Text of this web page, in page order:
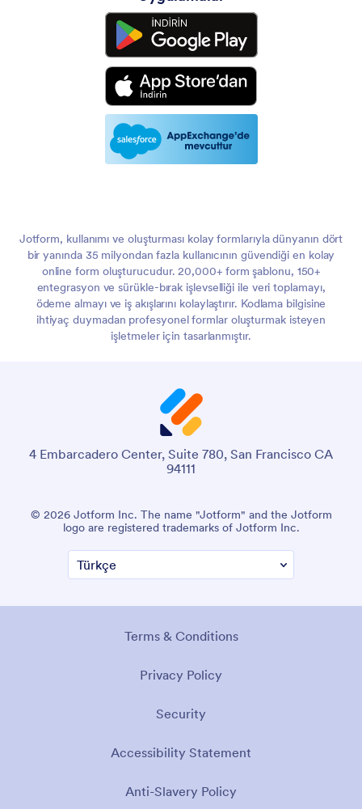
Jotform, kullanımı ve oluşturması kolay formlarıyla dünyanın dört
bir yanında 35 milyondan fazla kullanıcının güvendiği en kolay
online form oluşturucudur. 20,000+ form şablonu, 150+
entegrasyon ve sürükle-bırak işlevselliği ile veri toplamayı,
ödeme almayı ve iş akışlarını kolaylaştırır. Kodlama bilgisine
ihtiyaç duymadan profesyonel formlar oluşturmak isteyen
işletmeler için tasarlanmıştır.
4 Embarcadero Center, Suite 780, San Francisco CA
94111
© 2026 Jotform Inc. The name "Jotform" and the Jotform
logo are registered trademarks of Jotform Inc.
Terms & Conditions
Privacy Policy
Security
Accessibility Statement
Anti-Slavery Policy